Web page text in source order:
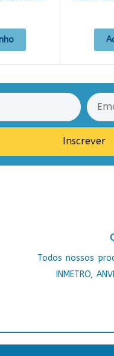
Inscrever
Todos nossos
INMETRO,